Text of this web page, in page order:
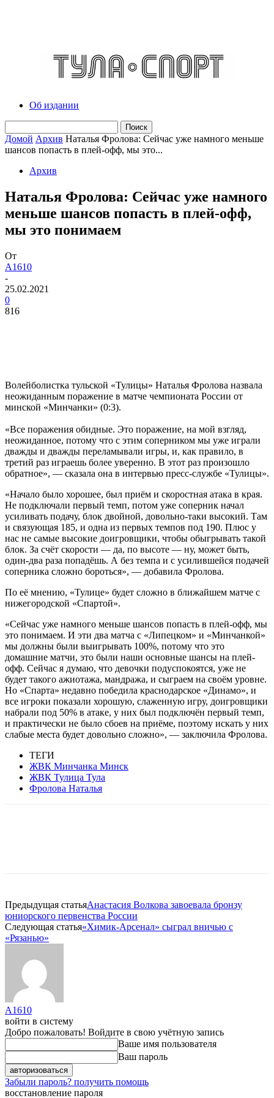
Об издании
Домой Архив Наталья Фролова: Сейчас уже намного меньше
шансов попасть в плей-офф, мы это...
Архив
Наталья Фролова: Сейчас уже намного
меньше шансов попасть в плей-офф,
мы это понимаем
От
A1610
-
25.02.2021
0
816
Волейболистка тульской «Тулицы» Наталья Фролова назвала
неожиданным поражение в матче чемпионата России от
минской «Минчанки» (0:3).
«Все поражения обидные. Это поражение, на мой взгляд,
неожиданное, потому что с этим соперником мы уже играли
дважды и дважды переламывали игры, и, как правило, в
третий раз играешь более уверенно. В этот раз произошло
обратное», — сказала она в интервью пресс-службе «Тулицы».
«Начало было хорошее, был приём и скоростная атака в края.
Не подключали первый темп, потом уже соперник начал
усиливать подачу, блок двойной, довольно-таки высокий. Там
и связующая 185, и одна из первых темпов под 190. Плюс у
нас не самые высокие доигровщики, чтобы обыгрывать такой
блок. За счёт скорости — да, по высоте — ну, может быть,
один-два раза попадёшь. А без темпа и с усилившейся подачей
соперника сложно бороться», — добавила Фролова.
По её мнению, «Тулице» будет сложно в ближайшем матче с
нижегородской «Спартой».
«Сейчас уже намного меньше шансов попасть в плей-офф, мы
это понимаем. И эти два матча с «Липецком» и «Минчанкой»
мы должны были выигрывать 100%, потому что это
домашние матчи, это были наши основные шансы на плей-
офф. Сейчас я думаю, что девочки подуспокоятся, уже не
будет такого ажиотажа, мандража, и сыграем на своём уровне.
Но «Спарта» недавно победила краснодарское «Динамо», и
все игроки показали хорошую, слаженную игру, доигровщики
набрали под 50% в атаке, у них был подключён первый темп,
и практически не было сбоев на приёме, поэтому искать у них
слабые места будет довольно сложно», — заключила Фролова.
ТЕГИ
ЖВК Минчанка Минск
ЖВК Тулица Тула
Фролова Наталья
Предыдущая статьяАнастасия Волкова завоевала бронзу
юниорского первенства России
Следующая статья«Химик-Арсенал» сыграл вничью с
«Рязанью»
A1610
войти в систему
Добро пожаловать! Войдите в свою учётную запись
Ваше имя пользователя
Ваш пароль
Забыли пароль? получить помощь
восстановление пароля